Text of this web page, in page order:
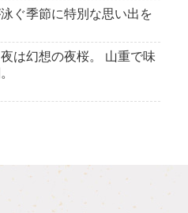
ぐ季節に特別な思い出を
は幻想の夜桜。 山重で味